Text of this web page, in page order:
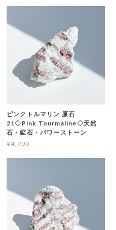
ピンクトルマリン 原石
21◇Pink Tourmaline◇天然
石・鉱石・パワーストーン
¥4,900